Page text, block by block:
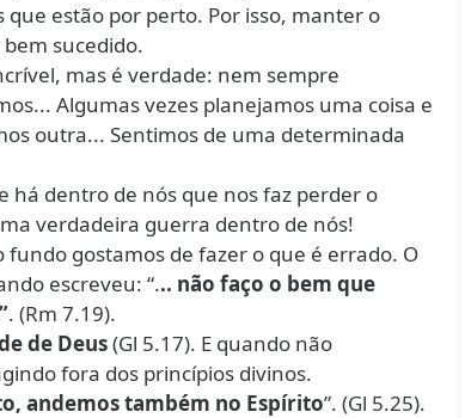
estão por perto. Por isso, manter o
sucedido.
mas é verdade: nem sempre
Algumas vezes planejamos uma coisa e
outra... Sentimos de uma determinada
há dentro de nós que nos faz perder o
verdadeira guerra dentro de nós!
gostamos de fazer o que é errado. O
escreveu: “... não faço o bem que
. (Rm 7.19).
de Deus(Gl 5.17). E quando não
fora dos princípios divinos.
andemos também no Espírito”. (Gl 5.25).